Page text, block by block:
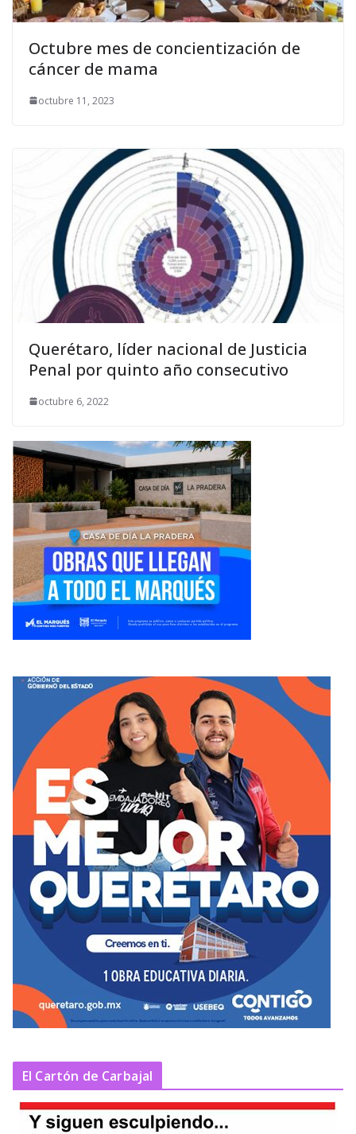
Octubre mes de concientización de
cáncer de mama
octubre 11, 2023
Querétaro, líder nacional de Justicia
Penal por quinto año consecutivo
octubre 6, 2022
El Cartón de Carbajal